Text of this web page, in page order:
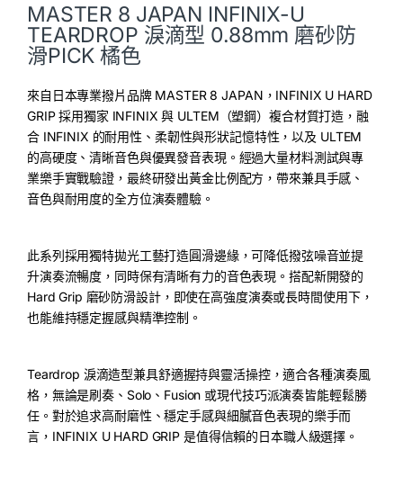
MASTER 8 JAPAN INFINIX-U
TEARDROP 淚滴型 0.88mm 磨砂防
滑PICK 橘色
來自日本專業撥片品牌 MASTER 8 JAPAN，INFINIX U HARD
GRIP 採用獨家 INFINIX 與 ULTEM（塑鋼）複合材質打造，融
合 INFINIX 的耐用性、柔韌性與形狀記憶特性，以及 ULTEM
的高硬度、清晰音色與優異發音表現。經過大量材料測試與專
業樂手實戰驗證，最終研發出黃金比例配方，帶來兼具手感、
音色與耐用度的全方位演奏體驗。
此系列採用獨特拋光工藝打造圓滑邊緣，可降低撥弦噪音並提
升演奏流暢度，同時保有清晰有力的音色表現。搭配新開發的
Hard Grip 磨砂防滑設計，即使在高強度演奏或長時間使用下，
也能維持穩定握感與精準控制。
Teardrop 淚滴造型兼具舒適握持與靈活操控，適合各種演奏風
格，無論是刷奏、Solo、Fusion 或現代技巧派演奏皆能輕鬆勝
任。對於追求高耐磨性、穩定手感與細膩音色表現的樂手而
言，INFINIX U HARD GRIP 是值得信賴的日本職人級選擇。